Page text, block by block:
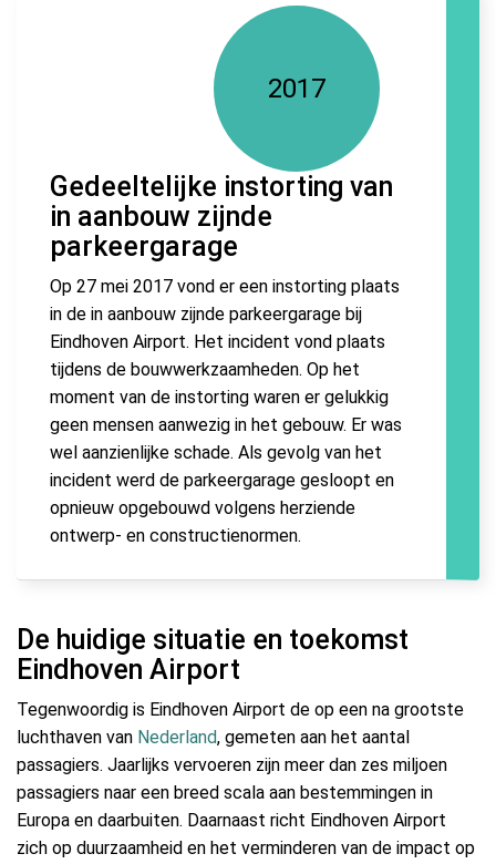
2017
Gedeeltelijke instorting van
in aanbouw zijnde
parkeergarage
Op 27 mei 2017 vond er een instorting plaats
in de in aanbouw zijnde parkeergarage bij
Eindhoven Airport. Het incident vond plaats
tijdens de bouwwerkzaamheden. Op het
moment van de instorting waren er gelukkig
geen mensen aanwezig in het gebouw. Er was
wel aanzienlijke schade. Als gevolg van het
incident werd de parkeergarage gesloopt en
opnieuw opgebouwd volgens herziende
ontwerp- en constructienormen.
De huidige situatie en toekomst
Eindhoven Airport
Tegenwoordig is Eindhoven Airport de op een na grootste
luchthaven van Nederland, gemeten aan het aantal
passagiers. Jaarlijks vervoeren zijn meer dan zes miljoen
passagiers naar een breed scala aan bestemmingen in
Europa en daarbuiten. Daarnaast richt Eindhoven Airport
zich op duurzaamheid en het verminderen van de impact op